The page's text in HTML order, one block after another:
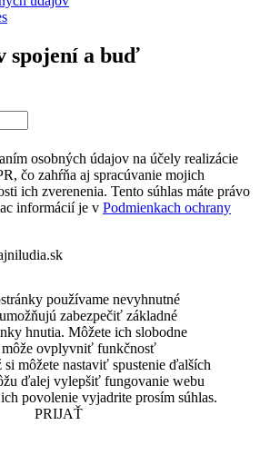
spojení a buď
osobných údajov na účely realizácie
čo zahŕňa aj spracúvanie mojich
ich zverenenia. Tento súhlas máte právo
informácií je v Podmienkach ochrany
používame nevyhnutné
zabezpečiť základné
hnutia. Môžete ich slobodne
ovplyvniť funkčnosť
môžete nastaviť spustenie ďalších
ďalej vylepšiť fungovanie webu
povolenie vyjadrite prosím súhlas.
PRIJAŤ